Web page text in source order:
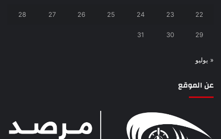
22
23
24
25
26
27
28
29
30
31
« يوليو
عن الموقع